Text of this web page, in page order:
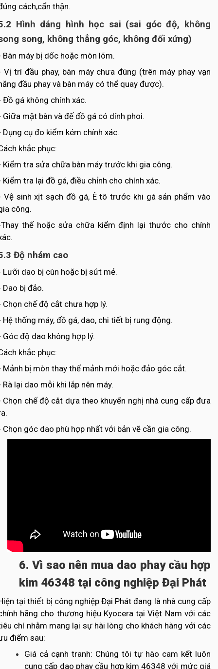
cách,cẩn thận.
Hình dáng hình học sai (sai góc độ, không
song, không thẳng góc, không đối xứng)
Bàn máy bị dốc hoặc mòn lõm.
Vị trí đầu phay, bàn máy chưa đúng (trên máy phay vạn
đầu phay và bàn máy có thể quay được).
Đồ gá không chính xác.
Giữa mặt bàn và đế đồ gá có dính phoi.
Dụng cụ đo kiểm kém chính xác.
khắc phục:
Kiểm tra sửa chữa bàn máy trước khi gia công.
Kiểm tra lại đồ gá, điều chỉnh cho chính xác.
Vệ sinh xịt sạch đồ gá, Ê tô trước khi gá sản phẩm vào
công.
thế hoặc sửa chữa kiểm định lại thước cho chính
Độ nhám cao
Lưỡi dao bị cùn hoặc bị sứt mẻ.
Dao bị đảo.
Chọn chế độ cắt chưa hợp lý.
Hệ thống máy, đồ gá, dao, chi tiết bị rung động.
Góc độ dao không hợp lý.
khắc phục:
Mảnh bị mòn thay thế mảnh mới hoặc đảo góc cắt.
Rà lại dao mỗi khi lắp nên máy.
Chọn chế độ cắt dựa theo khuyến nghị nhà cung cấp đưa
Chọn góc dao phù hợp nhất với bản vẽ cần gia công.
6. Vì sao nên mua dao phay cầu hợp
kim 46348 tại công nghiệp Đại Phát
tại thiết bị công nghiệp Đại Phát đang là nhà cung cấp
hãng cho thương hiệu Kyocera tại Việt Nam với các
chí nhằm mang lại sự hài lòng cho khách hàng với các
điểm sau:
Giá cả cạnh tranh: Chúng tôi tự hào cam kết luôn
cung cấp dao phay cầu hợp kim 46348 với mức giá